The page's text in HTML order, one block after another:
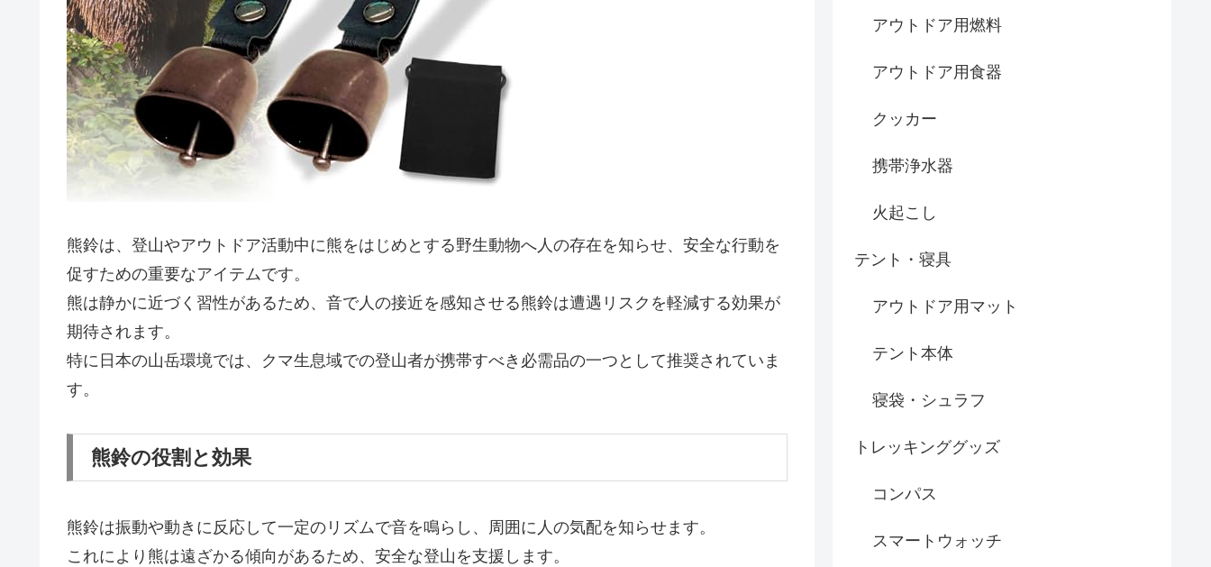
熊鈴は、登山やアウトドア活動中に熊をはじめとする野生動物へ人の存在を知らせ、安全な行動を
促すための重要なアイテムです。
熊は静かに近づく習性があるため、音で人の接近を感知させる熊鈴は遭遇リスクを軽減する効果が
期待されます。
特に日本の山岳環境では、クマ生息域での登山者が携帯すべき必需品の一つとして推奨されていま
す。
熊鈴の役割と効果
熊鈴は振動や動きに反応して一定のリズムで音を鳴らし、周囲に人の気配を知らせます。
これにより熊は遠ざかる傾向があるため、安全な登山を支援します。
アウトドア用燃料
アウトドア用食器
クッカー
携帯浄水器
火起こし
テント・寝具
アウトドア用マット
テント本体
寝袋・シュラフ
トレッキンググッズ
コンパス
スマートウォッチ